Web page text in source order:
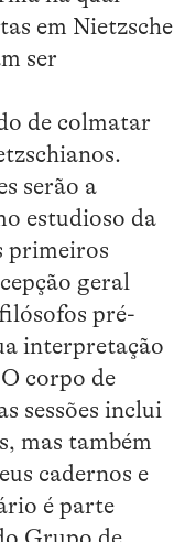
em Nietzsche
ser
de colmatar
serão a
estudioso da
primeiros
geral
pré-
interpretação
corpo de
sessões inclui
mas também
cadernos e
é parte